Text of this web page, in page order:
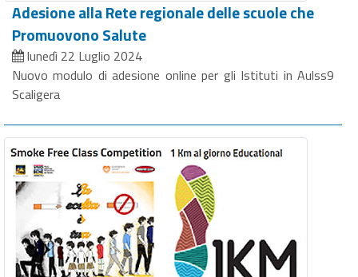
Adesione alla Rete regionale delle scuole che
Promuovono Salute
lunedì 22 Luglio 2024
Nuovo modulo di adesione online per gli Istituti in Aulss9
Scaligera